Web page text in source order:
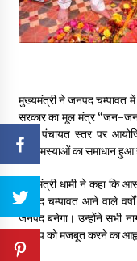
मुख्यमंत्री ने जनपद चम्पावत में
सरकार का मूल मंत्र “जन-
न्याय पंचायत स्तर पर
जनसमस्याओं का समाधान हुआ
मुख्यमंत्री धामी ने कहा कि
जनपद चम्पावत आने वाले
जनपद बनेगा। उन्होंने सभी
संकल्प को मजबूत करने का